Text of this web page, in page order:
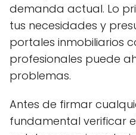
demanda actual. Lo
tus necesidades y
portales inmobiliarios
profesionales puede
problemas.
Antes de firmar
fundamental verificar